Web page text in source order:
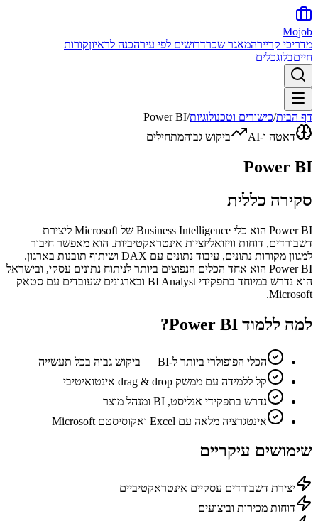
Mojob
מדריכי קריירהמאגר שכרדרושים לפי עירהכנה לראיוןקורות
חייםבלוגכלים
דף הבית/כישורים וטכנולוגיות/
Power BI
דאטה ו-AI
ביקוש גבוהמתחילים
Power BI
סקירה כללית
Power BI הוא כלי Business Intelligence של Microsoft ליצירת
דשבורדים, דוחות וויזואליזציות אינטראקטיביות. הוא מאפשר חיבור
למגוון מקורות נתונים, עיבוד נתונים עם DAX ושיתוף תובנות בארגון.
Power BI הוא אחד הכלים הנפוצים ביותר לניתוח נתונים עסקי, ובישראל
הוא נדרש במיוחד בתפקידי BI Analyst ובארגונים שעובדים עם סטאק
Microsoft.
למה ללמוד Power BI
?
הכלי הפופולרי ביותר ל-BI — ביקוש גבוה בכל תעשייה
קל ללמידה עם ממשק drag & drop אינטואיטיבי
נדרש בתפקידי אנליסט, BI ומנהל מוצר
אינטגרציה מלאה עם Excel ואקוסיסטם Microsoft
שימושים עיקריים
יצירת דשבורדים עסקיים אינטראקטיביים
דוחות מכירות וביצועים